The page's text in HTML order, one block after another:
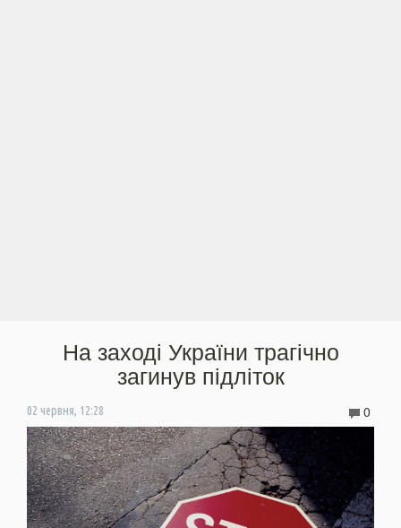
На заході України трагічно
загинув підліток
02 червня, 12:28 0